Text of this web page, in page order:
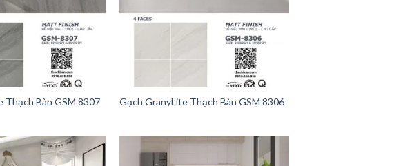
Thạch Bàn GSM 8307 Gạch GranyLite Thạch Bàn GSM 8306